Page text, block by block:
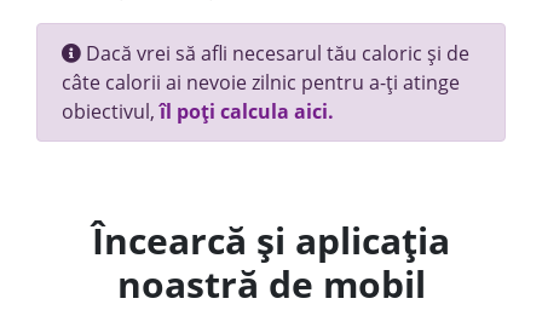
Dacă vrei să afli necesarul tău caloric și de
câte calorii ai nevoie zilnic pentru a-ți atinge
obiectivul,îl poți calcula aici.
Încearcă și aplicația
noastră de mobil